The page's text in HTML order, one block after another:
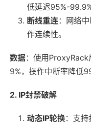
低延迟95%-99.9%
断线重连：网络
作连续性。
数据：使用
9%，操作中断率降低
2. IP封禁破解
动态IP轮换：支